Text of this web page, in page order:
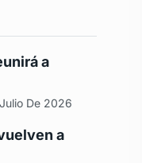
a
De 2026
a